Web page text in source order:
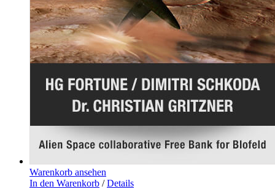
Warenkorb ansehen
In den Warenkorb / Details